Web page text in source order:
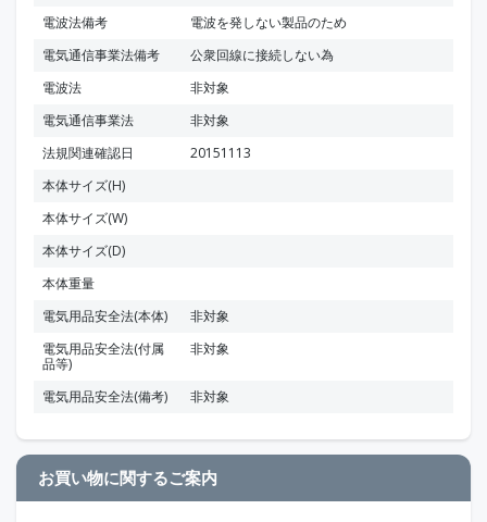
電波法備考
電波を発しない製品のため
電気通信事業法備考
公衆回線に接続しない為
電波法
非対象
電気通信事業法
非対象
法規関連確認日
20151113
本体サイズ(H)
本体サイズ(W)
本体サイズ(D)
本体重量
電気用品安全法(本体)
非対象
電気用品安全法(付属
品等)
非対象
電気用品安全法(備考) 非対象
お買い物に関するご案内